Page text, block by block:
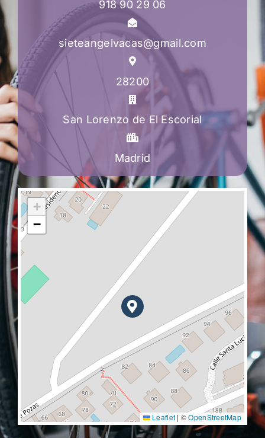
918 90 29 06
sieteangelvacas@gmail.com
28200
San Lorenzo de El Escorial
Madrid
+
−
Leaflet | ©OpenStreetMap